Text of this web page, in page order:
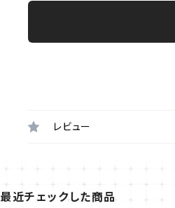
レビュー
最近チェックした商品